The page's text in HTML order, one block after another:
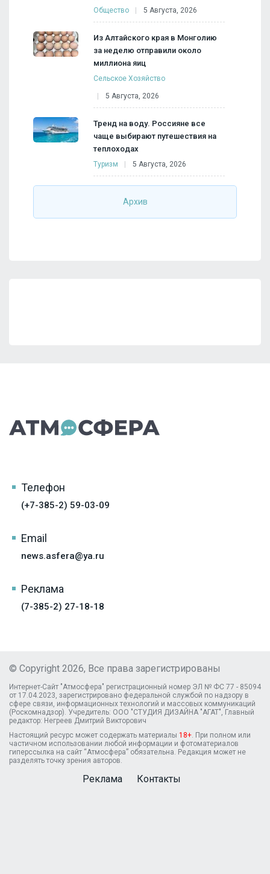
Общество 5 Августа, 2026
Из Алтайского края в Монголию
за неделю отправили около
миллиона яиц
Сельское Хозяйство
5 Августа, 2026
Тренд на воду. Россияне все
чаще выбирают путешествия на
теплоходах
Туризм 5 Августа, 2026
Архив
Телефон
(+7-385-2) 59-03-09
Email
news.asfera@ya.ru
Реклама
(7-385-2) 27-18-18
© Copyright 2026, Все права зарегистрированы
Интернет-Сайт "Атмосфера" регистрационный номер ЭЛ № ФС 77 - 85094
от 17.04.2023, зарегистрировано федеральной службой по надзору в
сфере связи, информационных технологий и массовых коммуникаций
(Роскомнадзор). Учредитель: ООО "СТУДИЯ ДИЗАЙНА "АГАТ", Главный
редактор: Негреев Дмитрий Викторович
Настоящий ресурс может содержать материалы 18+ . При полном или
частичном использовании любой информации и фотоматериалов
гиперссылка на сайт “Атмосфера” обязательна. Редакция может не
разделять точку зрения авторов.
Реклама Контакты